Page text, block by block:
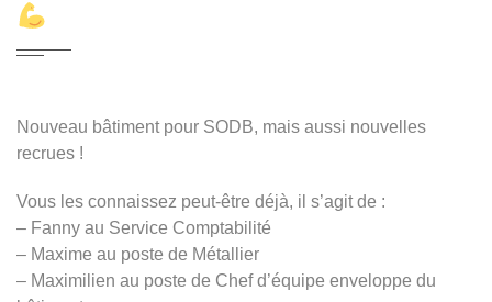
Nouveau bâtiment pour SODB, mais aussi nouvelles
recrues !
Vous les connaissez peut-être déjà, il s’agit de :
– Fanny au Service Comptabilité
– Maxime au poste de Métallier
– Maximilien au poste de Chef d’équipe enveloppe du